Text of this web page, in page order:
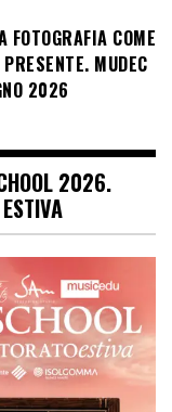
FOTOGRAFIA COME
MUDEC
2026
2026.